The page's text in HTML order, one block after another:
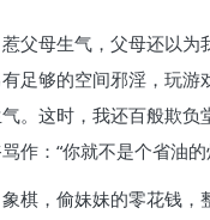
父母生气，父母还以
足够的空间邪淫，玩
。这时，我还百般欺
作：“你就不是个省油
棋，偷妹妹的零花钱